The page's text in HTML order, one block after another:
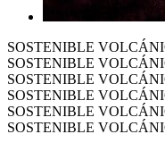
SOSTENIBLE
SOSTENIBLE
SOSTENIBLE
SOSTENIBLE
SOSTENIBLE
SOSTENIBLE